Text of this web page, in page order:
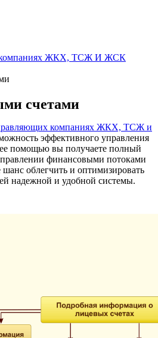
компаниях ЖКХ, ТСЖ И ЖСК
счетами
компаниях ЖКХ, ТСЖ и
эффективного управления
помощью вы получаете полный
финансовыми потоками
облегчить и оптимизировать
надежной и удобной системы.